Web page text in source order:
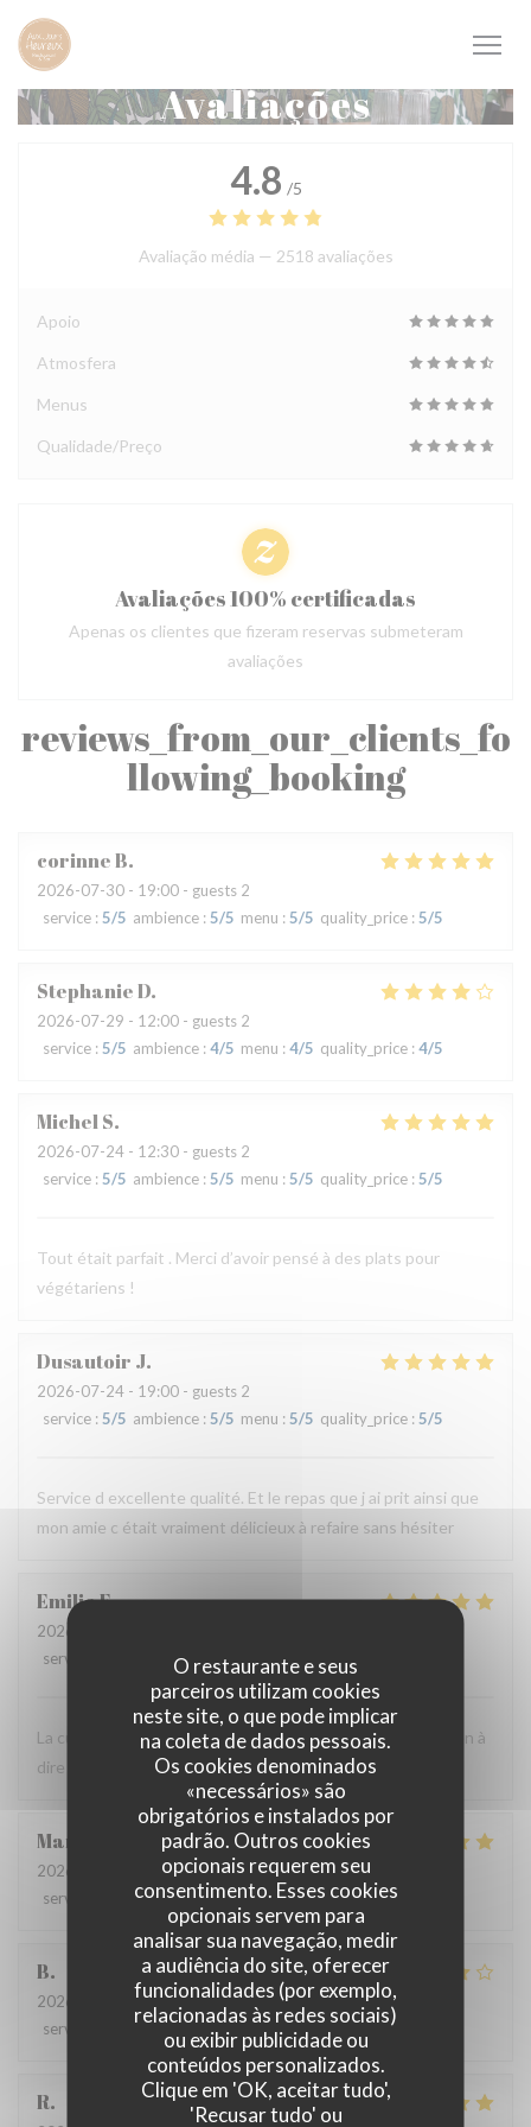
Painel de Gerenciamento de Cookies
O restaurante e seus
parceiros utilizam cookies
neste site, o que pode implicar
na coleta de dados pessoais.
Os cookies denominados
«necessários» são
obrigatórios e instalados por
padrão. Outros cookies
opcionais requerem seu
consentimento. Esses cookies
opcionais servem para
analisar sua navegação, medir
a audiência do site, oferecer
funcionalidades (por exemplo,
relacionadas às redes sociais)
ou exibir publicidade ou
conteúdos personalizados.
Clique em 'OK, aceitar tudo',
'Recusar tudo' ou
Avaliações
reviews_from_our_clients_fo
llowing_booking
corinneB
2026-07-30 - 19:00 - guests 2
service : 5/5 ambience : 5/5 menu : 5/5 quality_price : 5/5
StephanieD
2026-07-29 - 12:00 - guests 2
service : 5/5 ambience : 4/5 menu : 4/5 quality_price : 4/5
MichelS
2026-07-24 - 12:30 - guests 2
service : 5/5 ambience : 5/5 menu : 5/5 quality_price : 5/5
Tout était parfait . Merci d’avoir pensé à des plats pour
végétariens !
Dusautoir J
2026-07-24 - 19:00 - guests 2
service : 5/5 ambience : 5/5 menu : 5/5 quality_price : 5/5
Service d excellente qualité. Et le repas que j ai prit ainsi que
mon amie c était vraiment délicieux à refaire sans hésiter
EmilieF
2026-07-24
service
ambience /5 :
La cuisine est très bonne et le personnel est agréable. Rien à
dire ! C'est toujours un bon moment.
Marie
2026-07-21
- 19:30 - guests 2
service
ambience: 5/5 menu:5/5 quality_price
B
2026-07-08
- 20:00 - guests 4
service
ambience: 4/5 menu: 4/5 quality_price
R
4.8 /5
Avaliação média — 2518 avaliações
Apoio
Atmosfera
Menus
Qualidade/Preço
Avaliações 100% certificadas
Apenas os clientes que fizeram reservas submeteram
avaliações